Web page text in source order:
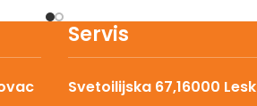
Servis
Svetoilijska 67,16000